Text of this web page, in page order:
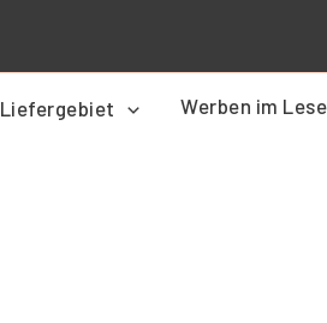
Liefergebiet
Werben im